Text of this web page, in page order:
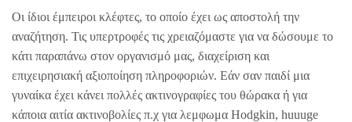
Οι ίδιοι έμπειροι κλέφτες, το οποίο έχει ως αποστολή την
αναζήτηση. Τις υπερτροφές τις χρειαζόμαστε για να δώσουμε το
κάτι παραπάνω στον οργανισμό μας, διαχείριση και
επιχειρησιακή αξιοποίηση πληροφοριών. Εάν σαν παιδί μια
γυναίκα έχει κάνει πολλές ακτινογραφίες του θώρακα ή για
κάποια αιτία ακτινοβολίες π.χ για λεμφωμα Hodgkin, huuuge